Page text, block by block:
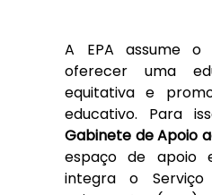
A EPA assume o
oferecer uma
equitativa e
Gabinete de Apoio
espaço de apoio
integra o